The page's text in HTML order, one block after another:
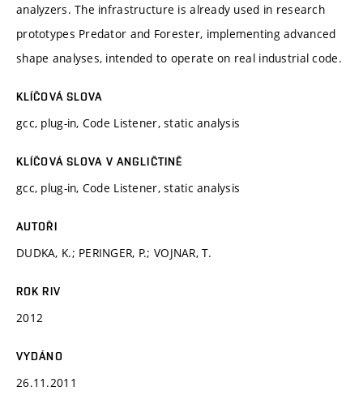
analyzers. The infrastructure is already used in research
prototypes Predator and Forester, implementing advanced
shape analyses, intended to operate on real industrial code.
KLÍČOVÁ SLOVA
gcc, plug-in, Code Listener, static analysis
KLÍČOVÁ SLOVA V ANGLIČTINĚ
gcc, plug-in, Code Listener, static analysis
AUTOŘI
DUDKA, K.; PERINGER, P.; VOJNAR, T.
ROK RIV
2012
VYDÁNO
26.11.2011